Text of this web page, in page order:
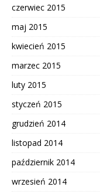
czerwiec 2015
maj 2015
kwiecień 2015
marzec 2015
luty 2015
styczeń 2015
grudzień 2014
listopad 2014
październik 2014
wrzesień 2014